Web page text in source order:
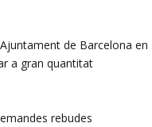
de Barcelona en
a gran quantitat
rebudes